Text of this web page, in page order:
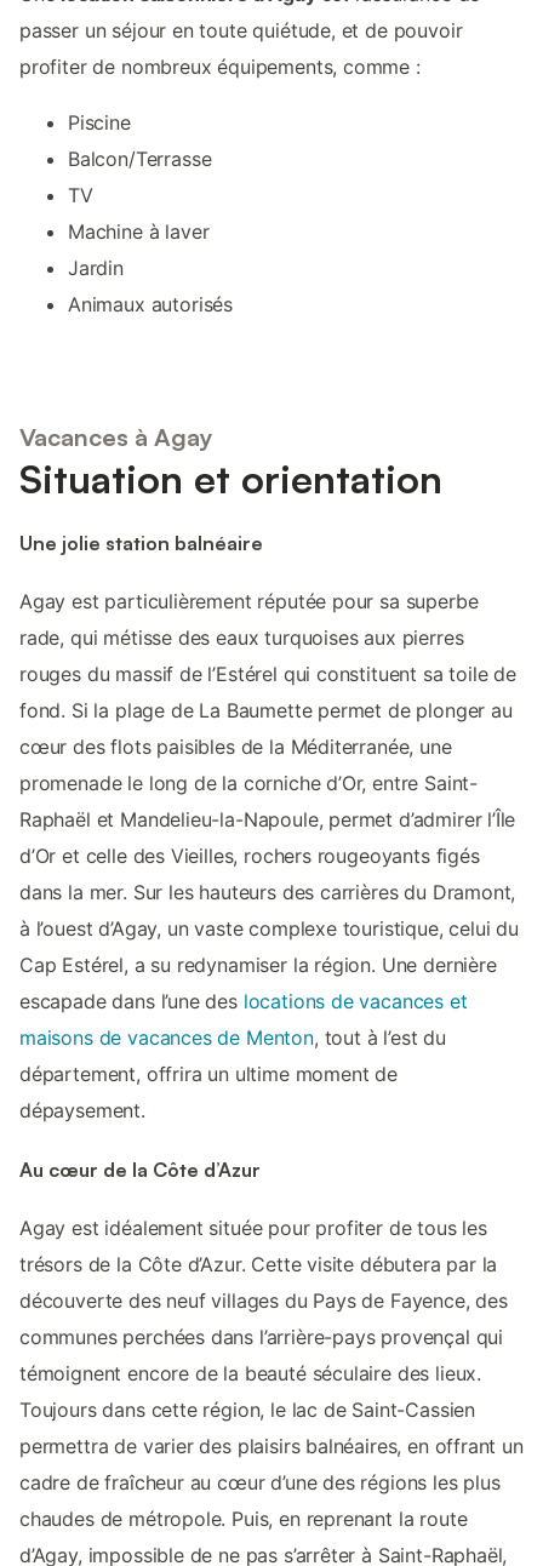
passer un séjour en toute quiétude, et de pouvoir
profiter de nombreux équipements, comme :
Piscine
Balcon/Terrasse
TV
Machine à laver
Jardin
Animaux autorisés
Vacances à Agay
Situation et orientation
Une jolie station balnéaire
Agay est particulièrement réputée pour sa superbe
rade, qui métisse des eaux turquoises aux pierres
rouges du massif de l’Estérel qui constituent sa toile de
fond. Si la plage de La Baumette permet de plonger au
cœur des flots paisibles de la Méditerranée, une
promenade le long de la corniche d’Or, entre Saint-
Raphaël et Mandelieu-la-Napoule, permet d’admirer l’Île
d’Or et celle des Vieilles, rochers rougeoyants figés
dans la mer. Sur les hauteurs des carrières du Dramont,
à l’ouest d’Agay, un vaste complexe touristique, celui du
Cap Estérel, a su redynamiser la région. Une dernière
escapade dans l’une des locations de vacances et
maisons de vacances de Menton, tout à l’est du
département, offrira un ultime moment de
dépaysement.
Au cœur de la Côte d’Azur
Agay est idéalement située pour profiter de tous les
trésors de la Côte d’Azur. Cette visite débutera par la
découverte des neuf villages du Pays de Fayence, des
communes perchées dans l’arrière-pays provençal qui
témoignent encore de la beauté séculaire des lieux.
Toujours dans cette région, le lac de Saint-Cassien
permettra de varier des plaisirs balnéaires, en offrant un
cadre de fraîcheur au cœur d’une des régions les plus
chaudes de métropole. Puis, en reprenant la route
d’Agay, impossible de ne pas s’arrêter à Saint-Raphaël,